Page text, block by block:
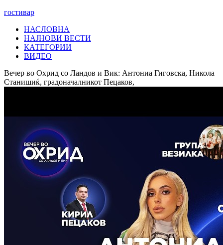
гостивар
НАСЛОВНА
НАЈНОВИ ВЕСТИ
КАТЕГОРИИ
ВИДЕО
Вечер во Охрид со Ландов и Вик: Антониа Гиговска, Никола
Станишиќ, градоначалникот Пецаков,